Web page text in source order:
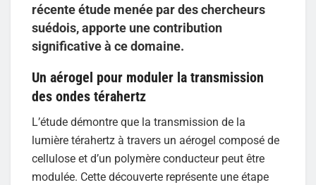
récente étude menée par des chercheurs
suédois, apporte une contribution
significative à ce domaine.
Un aérogel pour moduler la transmission
des ondes térahertz
L’étude démontre que la transmission de la
lumière térahertz à travers un aérogel composé de
cellulose et d’un polymère conducteur peut être
modulée. Cette découverte représente une étape